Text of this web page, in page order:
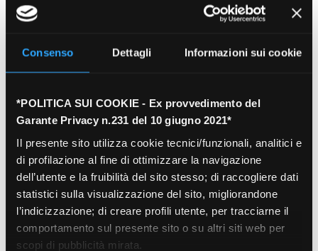
Consenso Dettagli Informazioni sui cookie
*POLITICA SUI COOKIE - Ex provvedimento del
Garante Privacy n.231 del 10 giugno 2021*
Il presente sito utilizza cookie tecnici/funzionali, analitici e
di profilazione al fine di ottimizzare la navigazione
dell’utente e la fruibilità del sito stesso; di raccogliere dati
statistici sulla visualizzazione del sito, migliorandone
l’indicizzazione; di creare profili utente, per tracciarne il
comportamento sul presente sito o su altri siti web per
scopi di pubblicità mirata.